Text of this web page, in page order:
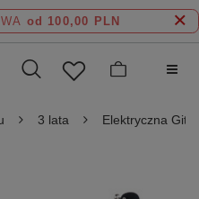
od 100,00 PLN
3 lata Elektryczna